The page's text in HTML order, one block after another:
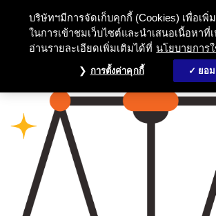
บริษัทฯมีการจัดเก็บคุกกี้ (Cookies) เพื่อเพิ่
ในการเข้าชมเว็บไซต์และนำเสนอเนื้อหาที่
อ่านรายละเอียดเพิ่มเติมได้ที่ นโยบายการ
การตั้งค่าคุกกี้ ยอ